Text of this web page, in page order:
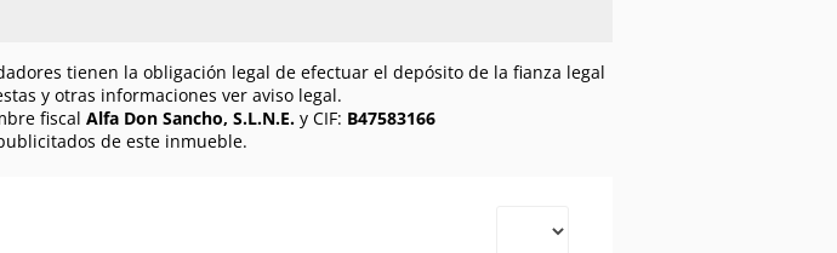
tienen la obligación legal de efectuar el depósito de la fianza legal
y otras informaciones ver aviso legal.
fiscal Alfa Don Sancho, S.L.N.E. y CIF: B47583166
de este inmueble.